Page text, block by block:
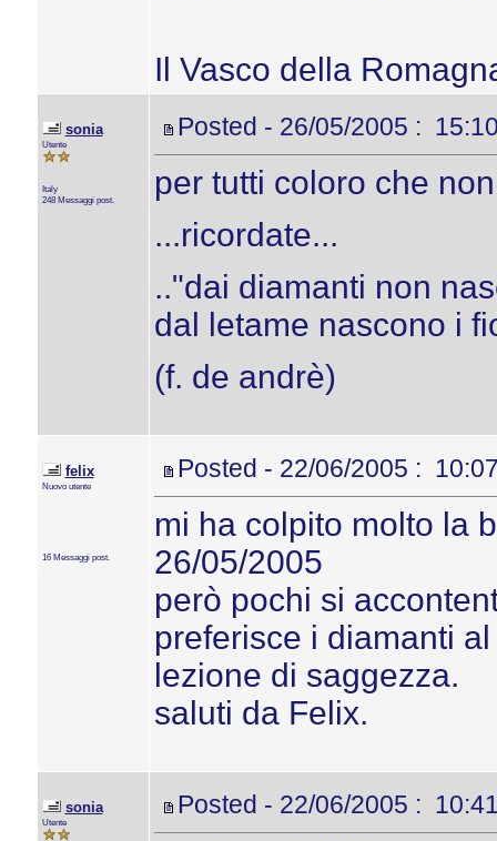
Il Vasco della
sonia
Utente
Italy
248 Messaggi post.
Posted - 26/05/2005 :
per tutti coloro che
...ricordate...
.."dai diamanti non
dal letame nascono i
(f. de andrè)
felix
Nuovo utente
16 Messaggi post.
Posted - 22/06/2005 :
mi ha colpito molto la
26/05/2005
però pochi si
preferisce i diamanti
lezione di saggezza.
saluti da Felix.
sonia
Utente
Posted - 22/06/2005 :